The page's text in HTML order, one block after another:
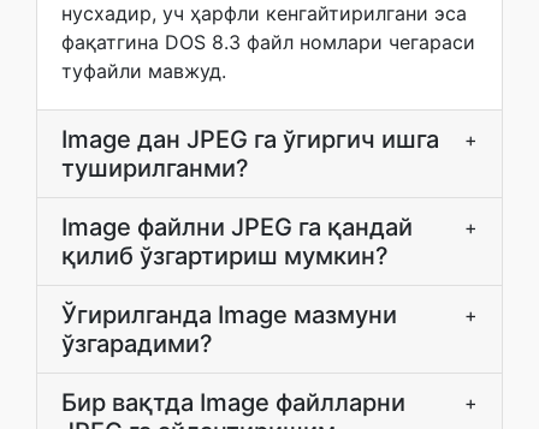
нусхадир, уч ҳарфли кенгайтирилгани эса
фақатгина DOS 8.3 файл номлари чегараси
туфайли мавжуд.
Image дан JPEG га ўгиргич ишга
туширилганми?
+
Image файлни JPEG га қандай
қилиб ўзгартириш мумкин?
+
Ўгирилганда Image мазмуни
ўзгарадими?
+
Бир вақтда Image файлларни
+